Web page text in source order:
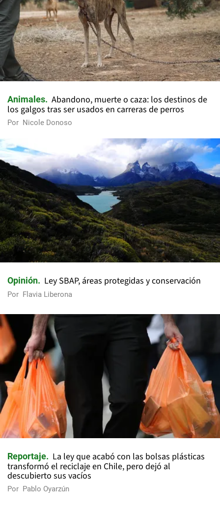
Animales
Abandono, muerte o caza: los destinos de
los galgos tras ser usados en carreras de perros
Por Nicole Donoso
Opinión Ley SBAP, áreas protegidas y conservación
Por Flavia Liberona
Reportaje
La ley que acabó con las bolsas plásticas
transformó el reciclaje en Chile, pero dejó al
descubierto sus vacíos
Por Pablo Oyarzún